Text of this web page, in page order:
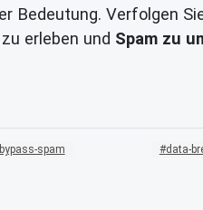
Bedeutung. Verfolgen
zu erleben und Spam zu
spam data-